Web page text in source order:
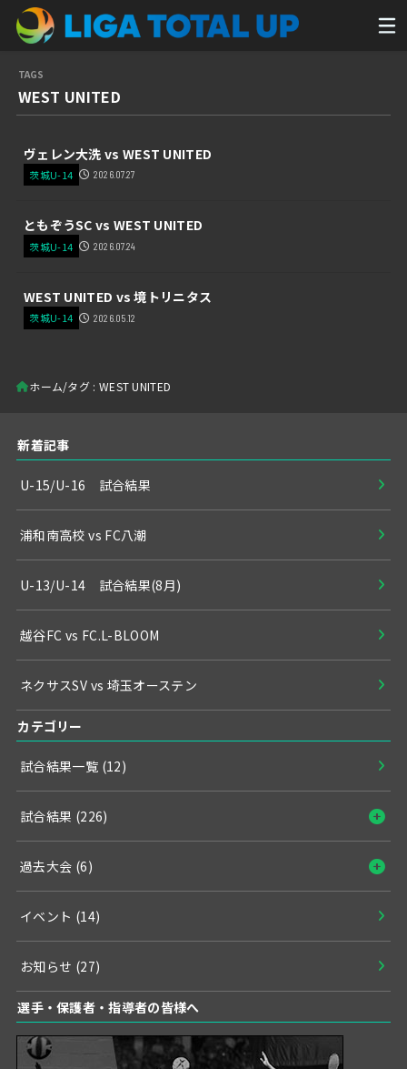
WEST UNITED
ヴェレン大洗 vs WEST UNITED
茨城U-14 2026.07.27
ともぞうSC vs WEST UNITED
茨城U-14 2026.07.24
WEST UNITED vs 境トリニタス
茨城U-14 2026.05.12
ホーム タグ : WEST UNITED
新着記事
U-15/U-16 試合結果
浦和南高校 vs FC八潮
U-13/U-14 試合結果(8月)
越谷FC vs FC.L-BLOOM
ネクサスSV vs 埼玉オーステン
カテゴリー
試合結果一覧 (12)
試合結果 (226)
過去大会 (6)
イベント (14)
お知らせ (27)
選手・保護者・指導者の皆様へ